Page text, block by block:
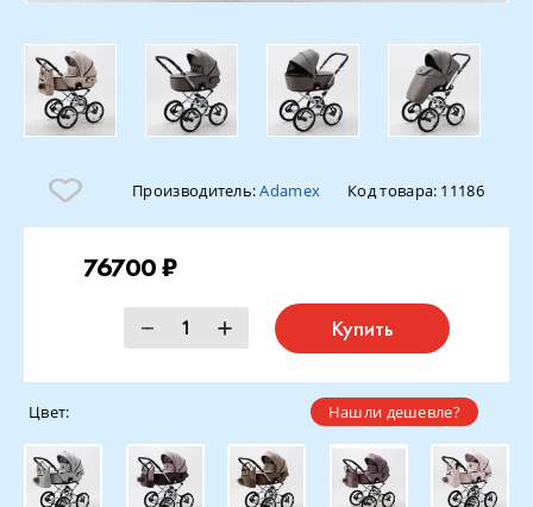
Производитель:Adamex Код товара: 11186
76700 ₽
Купить
Нашли дешевле?
Цвет: